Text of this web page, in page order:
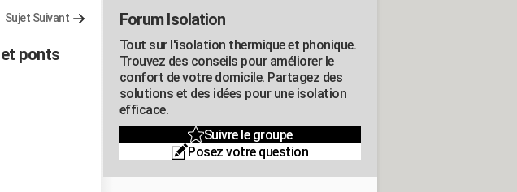
Sujet Suivant
ponts
Forum Isolation
Tout sur l'isolation thermique et phonique.
Trouvez des conseils pour améliorer le
confort de votre domicile. Partagez des
solutions et des idées pour une isolation
efficace.
Suivre le groupe
Posez votre question